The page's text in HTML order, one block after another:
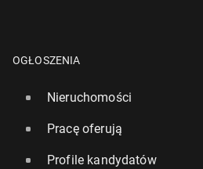
OGŁOSZENIA
Nieruchomości
Pracę oferują
Profile kandydatów